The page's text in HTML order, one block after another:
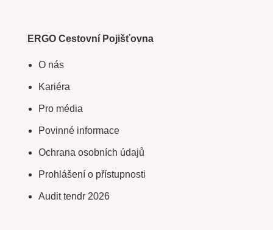
ERGO Cestovní Pojišťovna
O nás
Kariéra
Pro média
Povinné informace
Ochrana osobních údajů
Prohlášení o přístupnosti
Audit tendr 2026